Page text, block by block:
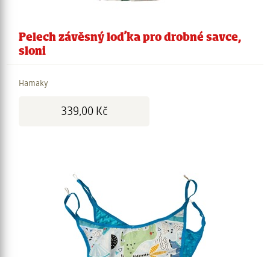
Pelech závěsný loďka pro drobné savce,
sloni
Hamaky
339,00 Kč